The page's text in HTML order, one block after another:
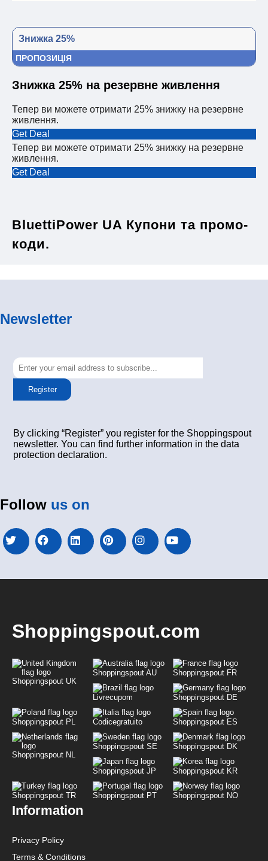
Знижка 25%
ПРОПОЗИЦІЯ
Знижка 25% на резервне живлення
Тепер ви можете отримати 25% знижку на резервне
живлення.
Get Deal
Тепер ви можете отримати 25% знижку на резервне
живлення.
Get Deal
BluettiPower UA Купони та промо-
коди.
Newsletter
Register
By clicking “Register” you register for the Shoppingspout
newsletter. You can find further information in the data
protection declaration.
Follow us on
Shoppingspout.com
Shoppingspout UK
Shoppingspout AU Shoppingspout FR
Livrecupom Shoppingspout DE
Shoppingspout PL Codicegratuito Shoppingspout ES
Shoppingspout NL
Shoppingspout SE Shoppingspout DK
Shoppingspout JP Shoppingspout KR
Shoppingspout TR Shoppingspout PT Shoppingspout NO
Information
Privacy Policy
Terms & Conditions